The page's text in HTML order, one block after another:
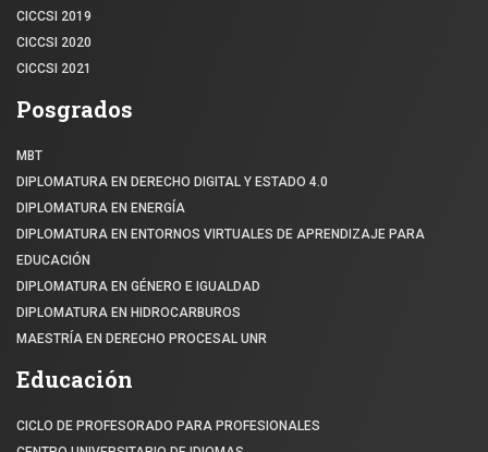
CICCSI 2019
CICCSI 2020
CICCSI 2021
Posgrados
MBT
DIPLOMATURA EN DERECHO DIGITAL Y ESTADO 4.0
DIPLOMATURA EN ENERGÍA
DIPLOMATURA EN ENTORNOS VIRTUALES DE APRENDIZAJE PARA
EDUCACIÓN
DIPLOMATURA EN GÉNERO E IGUALDAD
DIPLOMATURA EN HIDROCARBUROS
MAESTRÍA EN DERECHO PROCESAL UNR
Educación
CICLO DE PROFESORADO PARA PROFESIONALES